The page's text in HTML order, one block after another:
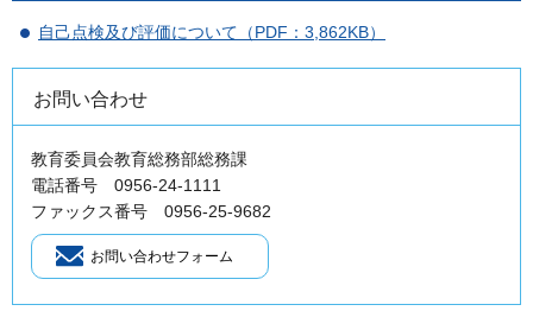
自己点検及び評価について（PDF：3,862KB）
お問い合わせ
教育委員会教育総務部総務課
電話番号 0956-24-1111
ファックス番号 0956-25-9682